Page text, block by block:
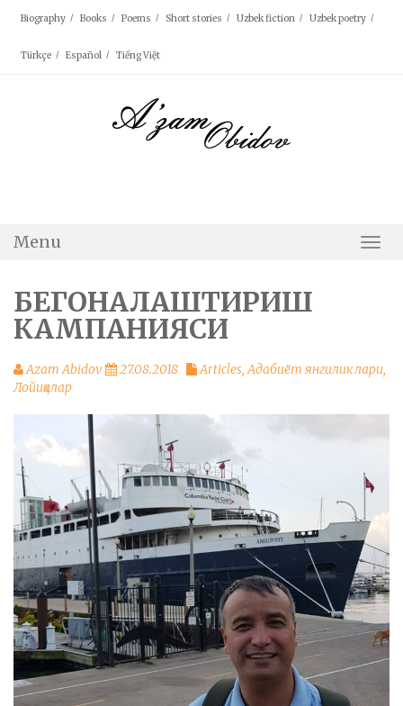
Biography Books Poems Short stories Uzbek fiction Uzbek poetry
Türkçe Español Tiếng Việt
Menu
БЕГОНАЛАШТИРИШ
КАМПАНИЯСИ
Azam Abidov 27.08.2018 Articles,Адабиёт янгиликлари,
Лойиҳалар